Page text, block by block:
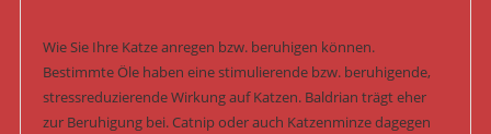
Wie Sie Ihre Katze anregen bzw. beruhigen können.
Bestimmte Öle haben eine stimulierende bzw. beruhigende,
stressreduzierende Wirkung auf Katzen. Baldrian trägt eher
zur Beruhigung bei. Catnip oder auch Katzenminze dagegen